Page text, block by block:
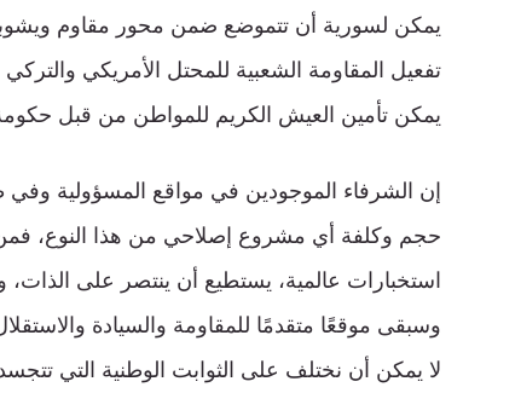
يمكن لسورية أن تتموضع ضمن محور مقاوم
تفعيل المقاومة الشعبية للمحتل الأمريكي
يمكن تأمين العيش الكريم للمواطن من قبل
إن الشرفاء الموجودين في مواقع المسؤولية
حجم وكلفة أي مشروع إصلاحي من هذا النوع،
استخبارات عالمية، يستطيع أن ينتصر على الذات،
وسبقى موقعًا متقدمًا للمقاومة والسيادة
لا يمكن أن نختلف على الثوابت الوطنية التي